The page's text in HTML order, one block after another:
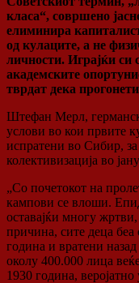
класа“, совршено
елиминира
од кулаците, а не
личности. Играјќи си
академските
тврдат дека
Штефан Мерл,
услови во кои првите
испратени во Сибир,
колективизација во
„Со почетокот на
кампови се влоши.
оставајќи многу
причина, сите деца беа
година и вратени
околу 400.000 лица
1930 година,